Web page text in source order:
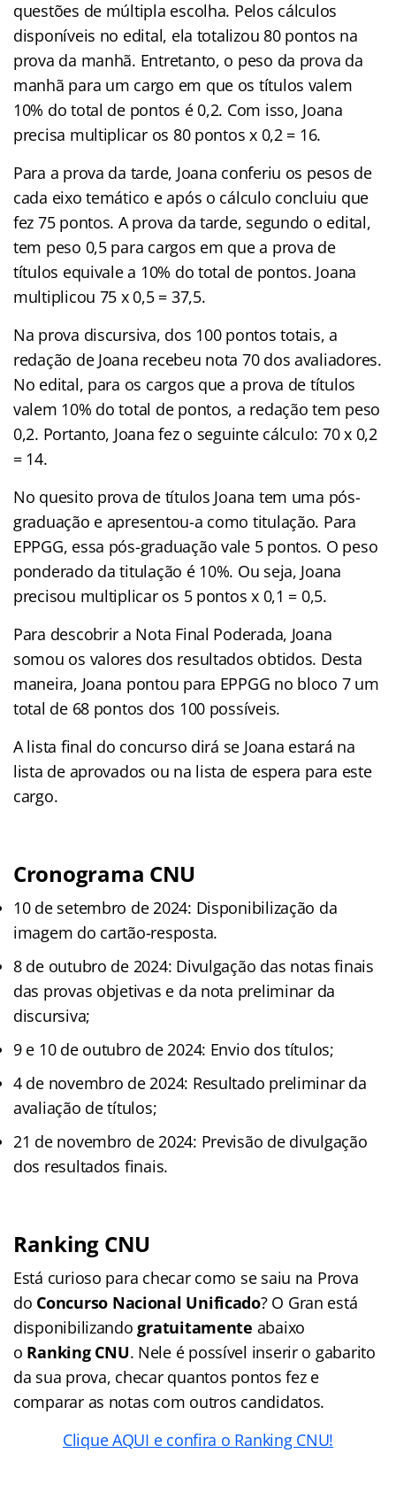
questões de múltipla escolha. Pelos cálculos
disponíveis no edital, ela totalizou 80 pontos na
prova da manhã. Entretanto, o peso da prova da
manhã para um cargo em que os títulos valem
10% do total de pontos é 0,2. Com isso, Joana
precisa multiplicar os 80 pontos x 0,2 = 16.
Para a prova da tarde, Joana conferiu os pesos de
cada eixo temático e após o cálculo concluiu que
fez 75 pontos. A prova da tarde, segundo o edital,
tem peso 0,5 para cargos em que a prova de
títulos equivale a 10% do total de pontos. Joana
multiplicou 75 x 0,5 = 37,5.
Na prova discursiva, dos 100 pontos totais, a
redação de Joana recebeu nota 70 dos avaliadores.
No edital, para os cargos que a prova de títulos
valem 10% do total de pontos, a redação tem peso
0,2. Portanto, Joana fez o seguinte cálculo: 70 x 0,2
= 14.
No quesito prova de títulos Joana tem uma pós-
graduação e apresentou-a como titulação. Para
EPPGG, essa pós-graduação vale 5 pontos. O peso
ponderado da titulação é 10%. Ou seja, Joana
precisou multiplicar os 5 pontos x 0,1 = 0,5.
Para descobrir a Nota Final Poderada, Joana
somou os valores dos resultados obtidos. Desta
maneira, Joana pontou para EPPGG no bloco 7 um
total de 68 pontos dos 100 possíveis.
A lista final do concurso dirá se Joana estará na
lista de aprovados ou na lista de espera para este
cargo.
Cronograma CNU
10 de setembro de 2024: Disponibilização da
imagem do cartão-resposta.
8 de outubro de 2024: Divulgação das notas finais
das provas objetivas e da nota preliminar da
discursiva;
9 e 10 de outubro de 2024: Envio dos títulos;
4 de novembro de 2024: Resultado preliminar da
avaliação de títulos;
21 de novembro de 2024: Previsão de divulgação
dos resultados finais.
Ranking CNU
Está curioso para checar como se saiu na Prova
do Concurso Nacional Unificado? O Gran está
disponibilizandogratuitamente abaixo
o Ranking CNU. Nele é possível inserir o gabarito
da sua prova, checar quantos pontos fez e
comparar as notas com outros candidatos.
Clique AQUI e confira o Ranking CNU!